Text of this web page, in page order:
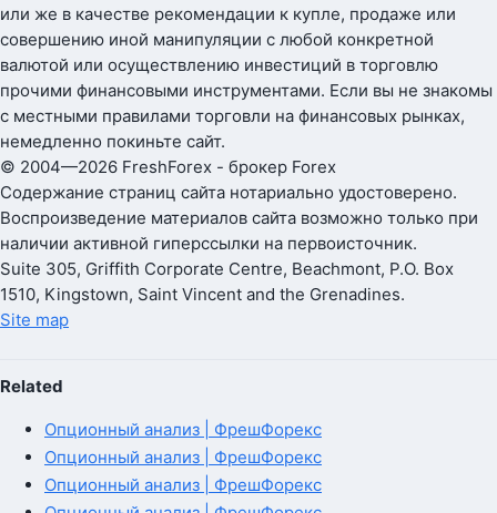
или же в качестве рекомендации к купле, продаже или
совершению иной манипуляции с любой конкретной
валютой или осуществлению инвестиций в торговлю
прочими финансовыми инструментами. Если вы не знакомы
с местными правилами торговли на финансовых рынках,
немедленно покиньте сайт.
© 2004—2026 FreshForex - брокер Forex
Содержание страниц сайта нотариально удостоверено.
Воспроизведение материалов сайта возможно только при
наличии активной гиперссылки на первоисточник.
Suite 305, Griffith Corporate Centre, Beachmont, P.O. Box
1510, Kingstown, Saint Vincent and the Grenadines.
Site map
Related
Опционный анализ | ФрешФорекс
Опционный анализ | ФрешФорекс
Опционный анализ | ФрешФорекс